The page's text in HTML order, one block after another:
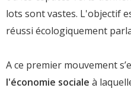
lots sont vastes. L'objectif
réussi écologiquement
A ce premier mouvement
l'économie sociale à